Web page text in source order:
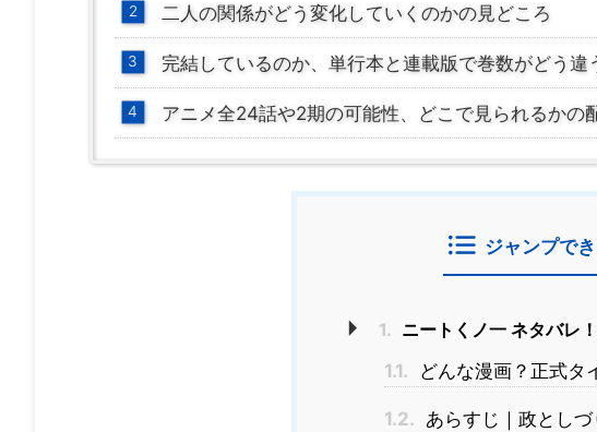
二人の関係がどう変化していくのかの見どころ
完結しているのか、単行本と連載版で巻数がどう違
アニメ全24話や2期の可能性、どこで見られるかの
ジャンプで
1. ニートくノ一 ネタバレ
1.1.
どんな漫画？正式タ
1.2. あらすじ｜政としづ